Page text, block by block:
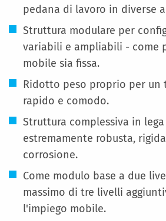
pedana di lavoro in diverse
Struttura modulare per
variabili e ampliabili - come
mobile sia fissa.
Ridotto peso proprio per un
rapido e comodo.
Struttura complessiva in lega
estremamente robusta,
corrosione.
Come modulo base a due
massimo di tre livelli
l'impiego mobile.